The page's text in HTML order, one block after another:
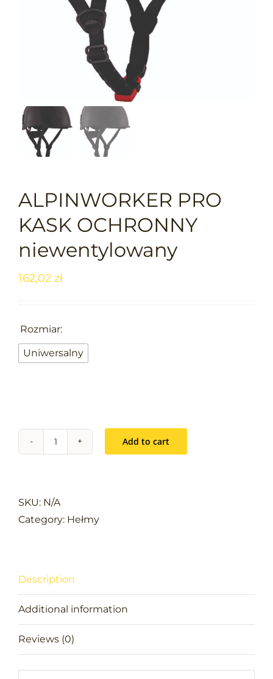
ALPINWORKER PRO
KASK OCHRONNY
niewentylowany
162,02 zł
Rozmiar:
Uniwersalny
OCHRONNY
niewentylowany
Add to cart
SKU: N/A
Category: Hełmy
Description
Additional information
Reviews (0)